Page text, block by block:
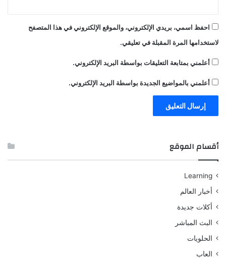
احفظ اسمي، بريدي الإلكتروني، والموقع الإلكتروني في هذا المتصفح
لاستخدامها المرة المقبلة في تعليقي.
أعلمني بمتابعة التعليقات بواسطة البريد الإلكتروني.
أعلمني بالمواضيع الجديدة بواسطة البريد الإلكتروني.
أقسام الموقع
Learning
أخبار العالم
أكلات جديدة
البث المباشر
الحلويات
العاب